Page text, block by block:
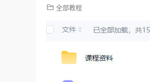
全部教程